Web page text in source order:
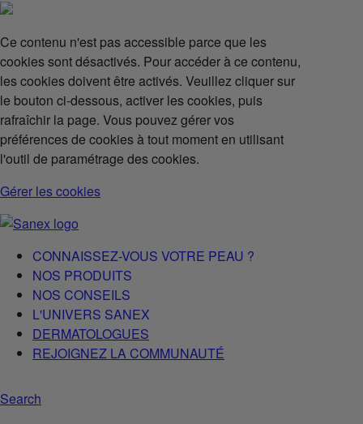
Ce contenu n'est pas accessible parce que les
cookies sont désactivés. Pour accéder à ce contenu,
les cookies doivent être activés. Veuillez cliquer sur
le bouton ci-dessous, activer les cookies, puis
rafraîchir la page. Vous pouvez gérer vos
préférences de cookies à tout moment en utilisant
l'outil de paramétrage des cookies.
Gérer les cookies
CONNAISSEZ-VOUS VOTRE PEAU ?
NOS PRODUITS
NOS CONSEILS
L'UNIVERS SANEX
DERMATOLOGUES
REJOIGNEZ LA COMMUNAUTÉ
Search